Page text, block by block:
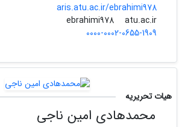
aris.atu.ac.ir/ebrahimi978
ebrahimi978
atu.ac.ir
0000-0002-0655-1909
هیات تحریریه
محمدهادی امین ناجی